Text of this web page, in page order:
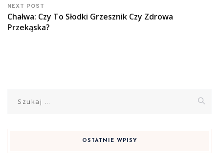
NEXT POST
Chałwa: Czy To Słodki Grzesznik Czy Zdrowa
Przekąska?
OSTATNIE WPISY